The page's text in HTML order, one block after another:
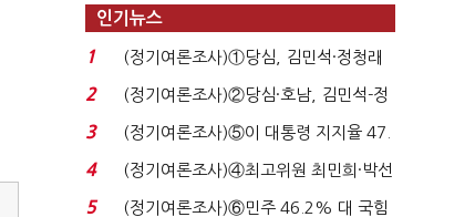
인기뉴스
1
(정기여론조사)①당심, 김민석·정청래
'초접전'…대통령 ...
2
(정기여론조사)②당심·호남, 김민석-정
청래 '초접전'...
3
(정기여론조사)⑤이 대통령 지지율 47.
7%…일주일 만에 ...
4
(정기여론조사)④최고위원 최민희·박선
원 '양강'…서미...
5
(정기여론조사)⑥민주 46.2% 대 국힘